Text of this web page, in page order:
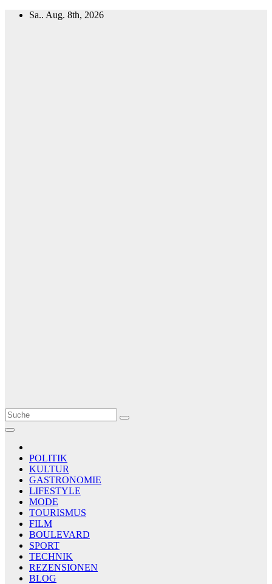
Zum
Sa.. Aug. 8th, 2026
Le Matin
AGENCE DE PRESSE
POLITIK
KULTUR
GASTRONOMIE
LIFESTYLE
MODE
TOURISMUS
FILM
BOULEVARD
SPORT
TECHNIK
REZENSIONEN
BLOG